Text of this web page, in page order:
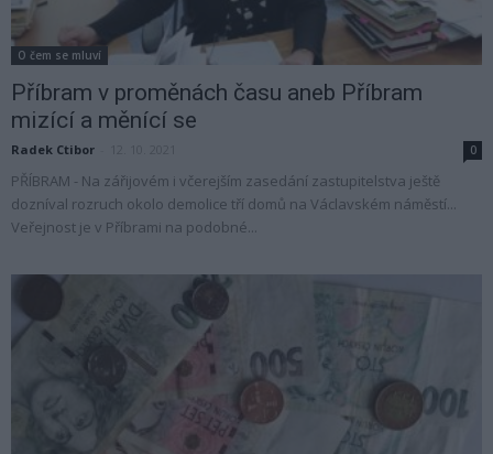
O čem se mluví
Příbram v proměnách času aneb Příbram
mizící a měnící se
Radek Ctibor 0
PŘÍBRAM - Na zářijovém i včerejším zasedání zastupitelstva ještě
dozníval rozruch okolo demolice tří domů na Václavském náměstí...
Veřejnost je v Příbrami na podobné...